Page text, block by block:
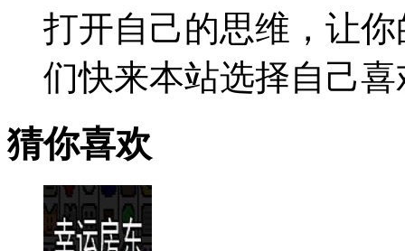
打开自己的思维，让
们快来本站选择自己
猜你喜欢